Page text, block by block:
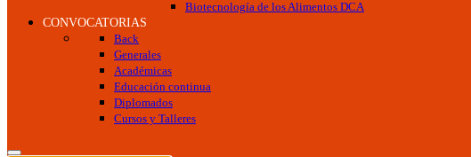
Biotecnología de los Alimentos DCA
CONVOCATORIAS
Back
Generales
Académicas
Educación continua
Diplomados
Cursos y Talleres